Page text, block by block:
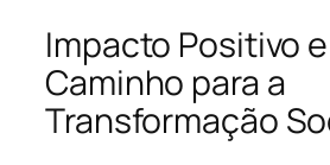
Impacto Positivo
Caminho para a
Transformação